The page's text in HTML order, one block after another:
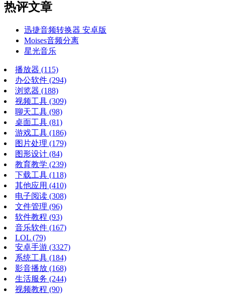
热评文章
迅捷音频转换器 安卓版
Moises音频分离
星光音乐
播放器 (115)
办公软件 (294)
浏览器 (188)
视频工具 (309)
聊天工具 (98)
桌面工具 (81)
游戏工具 (186)
图片处理 (179)
图形设计 (84)
教育教学 (239)
下载工具 (118)
其他应用 (410)
电子阅读 (308)
文件管理 (96)
软件教程 (93)
音乐软件 (167)
LOL (79)
安卓手游 (3327)
系统工具 (184)
影音播放 (168)
生活服务 (244)
视频教程 (90)